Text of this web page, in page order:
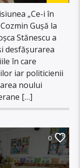
„Ce-i în
Gușă la
Stănescu a
desfășurarea
în care
iar politicienii
noului
[…]
0